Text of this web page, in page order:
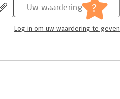
Uw waardering ?
Log in om uw waardering te geven